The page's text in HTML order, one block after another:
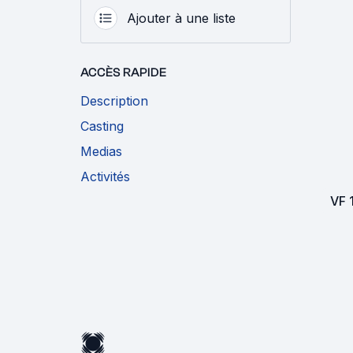
Ajouter à une liste
ACCÈS RAPIDE
Description
Casting
Medias
Activités
VF 1